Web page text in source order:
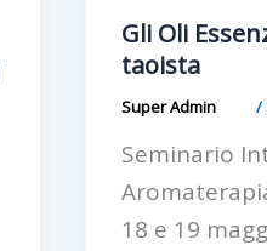
Gli Oli
taoista
Super Admin /
Seminario
18 e 19